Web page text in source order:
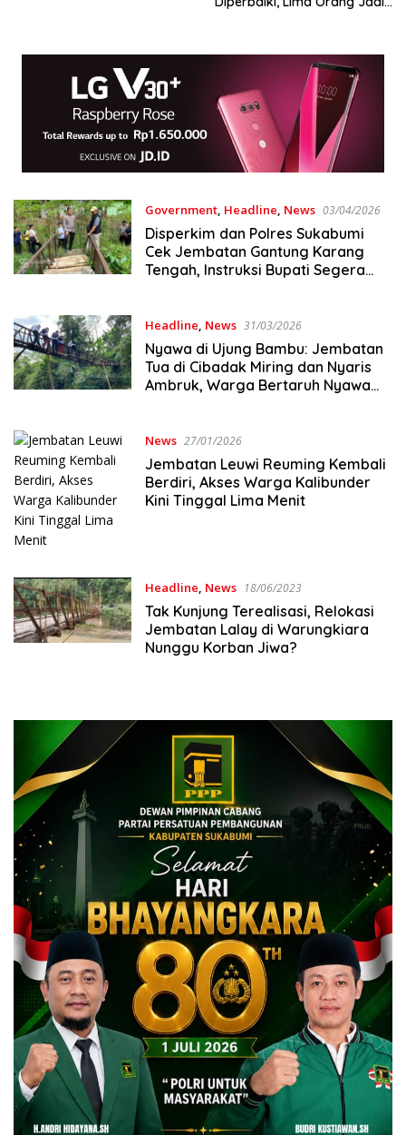
Government, Headline, News 03/04/2026
Disperkim dan Polres Sukabumi
Cek Jembatan Gantung Karang
Tengah, Instruksi Bupati Segera
Headline, News 31/03/2026
Nyawa di Ujung Bambu: Jembatan
Tua di Cibadak Miring dan Nyaris
Ambruk, Warga Bertaruh Nyawa
News 27/01/2026
Jembatan Leuwi Reuming Kembali
Berdiri, Akses Warga Kalibunder
Kini Tinggal Lima Menit
Headline, News 18/06/2023
Tak Kunjung Terealisasi, Relokasi
Jembatan Lalay di Warungkiara
Nunggu Korban Jiwa?